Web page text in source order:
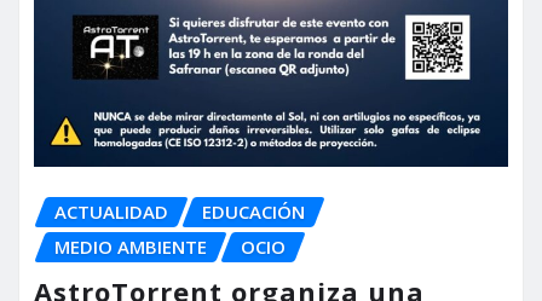
ACTUALIDAD
EDUCACIÓN
MEDIO AMBIENTE
OCIO
AstroTorrent organiza una